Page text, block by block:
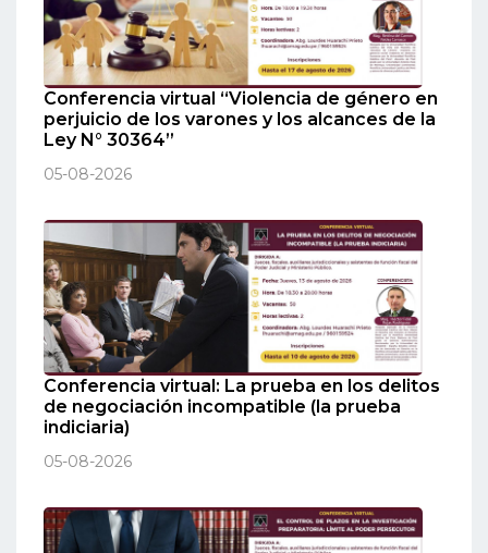
Conferencia virtual “Violencia de género en
perjuicio de los varones y los alcances de la
Ley N° 30364”
05-08-2026
Conferencia virtual: La prueba en los delitos
de negociación incompatible (la prueba
indiciaria)
05-08-2026